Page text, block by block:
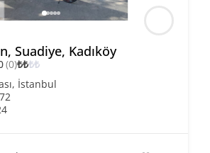
Suadiye, Kadıköy
(0)₺₺₺₺
, İstanbul